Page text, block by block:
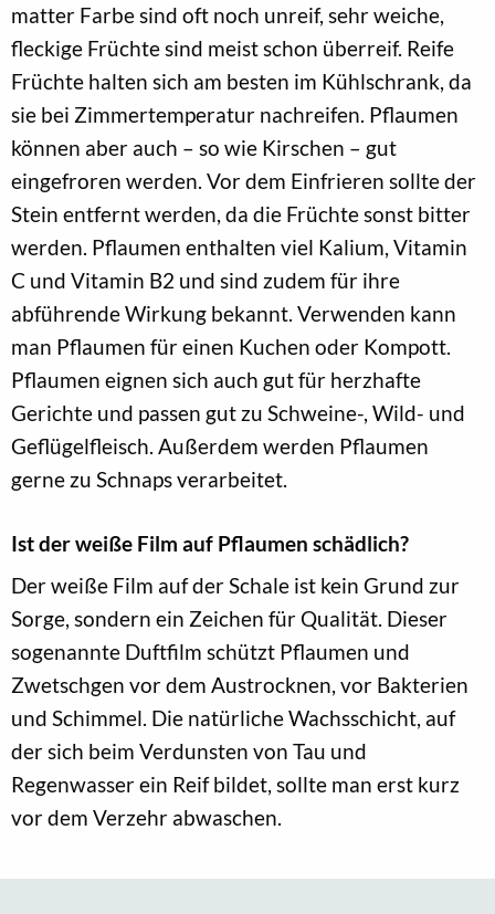
matter Farbe sind oft noch unreif, sehr weiche,
fleckige Früchte sind meist schon überreif. Reife
Früchte halten sich am besten im Kühlschrank, da
sie bei Zimmertemperatur nachreifen. Pflaumen
können aber auch – so wie Kirschen – gut
eingefroren werden. Vor dem Einfrieren sollte der
Stein entfernt werden, da die Früchte sonst bitter
werden. Pflaumen enthalten viel Kalium, Vitamin
C und Vitamin B2 und sind zudem für ihre
abführende Wirkung bekannt. Verwenden kann
man Pflaumen für einen Kuchen oder Kompott.
Pflaumen eignen sich auch gut für herzhafte
Gerichte und passen gut zu Schweine-, Wild- und
Geflügelfleisch. Außerdem werden Pflaumen
gerne zu Schnaps verarbeitet.
Ist der weiße Film auf Pflaumen schädlich?
Der weiße Film auf der Schale ist kein Grund zur
Sorge, sondern ein Zeichen für Qualität. Dieser
sogenannte Duftfilm schützt Pflaumen und
Zwetschgen vor dem Austrocknen, vor Bakterien
und Schimmel. Die natürliche Wachsschicht, auf
der sich beim Verdunsten von Tau und
Regenwasser ein Reif bildet, sollte man erst kurz
vor dem Verzehr abwaschen.